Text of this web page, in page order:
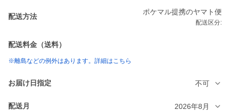
配送方法
ポケマル提携のヤマト便
配送区分:
配送料金（送料）
※離島などの例外はあります。詳細はこちら
お届け日指定 不可
配送月 2026年8月